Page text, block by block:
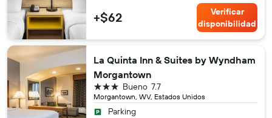
+$62
Verificar
disponibilidad
La Quinta Inn & Suites by Wyndham
Morgantown
Morgantown, WV, Estados Unidos
7.7
Bueno
3 estrellas
Parking